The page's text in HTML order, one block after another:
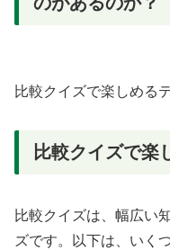
比較クイズで楽しめる
比較クイズで楽
比較クイズは、幅広い
ズです。以下は、いく